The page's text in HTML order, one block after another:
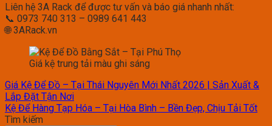
Liên hệ 3A Rack để được tư vấn và báo giá nhanh nhất:
📞 0973 740 313 – 0989 641 443
🌐 3ARack.vn
Giá kệ trung tải màu ghi sáng
Giá Kệ Để Đồ – Tại Thái Nguyên Mới Nhất 2026 | Sản Xuất &
Lắp Đặt Tận Nơi
Kệ Để Hàng Tạp Hóa – Tại Hòa Bình – Bền Đẹp, Chịu Tải Tốt
Tìm kiếm